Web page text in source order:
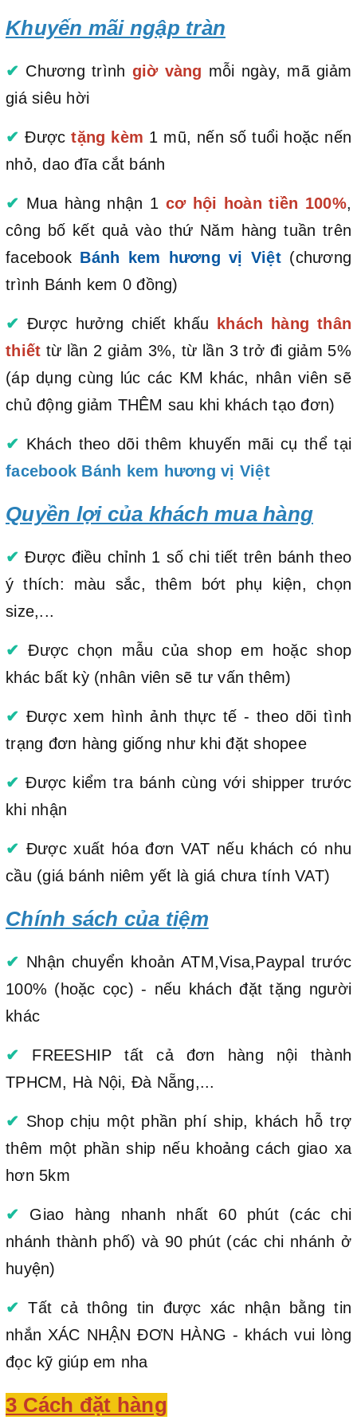
Khuyến mãi ngập tràn
✔ Chương trình giờ vàng mỗi ngày, mã giảm
giá siêu hời
✔ Được tặng kèm 1 mũ, nến số tuổi hoặc nến
nhỏ, dao đĩa cắt bánh
✔ Mua hàng nhận 1 cơ hội hoàn tiền 100%,
công bố kết quả vào thứ Năm hàng tuần trên
facebook Bánh kem hương vị Việt(chương
trình Bánh kem 0 đồng)
✔ Được hưởng chiết khấu khách hàng thân
thiết từ lần 2 giảm 3%, từ lần 3 trở đi giảm 5%
(áp dụng cùng lúc các KM khác, nhân viên sẽ
chủ động giảm THÊM sau khi khách tạo đơn)
✔ Khách theo dõi thêm khuyến mãi cụ thể tại
facebook Bánh kem hương vị Việt
Quyền lợi của khách mua hàng
✔ Được điều chỉnh 1 số chi tiết trên bánh theo
ý thích: màu sắc, thêm bớt phụ kiện, chọn
size,...
✔ Được chọn mẫu của shop em hoặc shop
khác bất kỳ (nhân viên sẽ tư vấn thêm)
✔ Được xem hình ảnh thực tế - theo dõi tình
trạng đơn hàng giống như khi đặt shopee
✔ Được kiểm tra bánh cùng với shipper trước
khi nhận
✔ Được xuất hóa đơn VAT nếu khách có nhu
cầu (giá bánh niêm yết là giá chưa tính VAT)
Chính sách của tiệm
✔ Nhận chuyển khoản ATM,Visa,Paypal trước
100% (hoặc cọc) - nếu khách đặt tặng người
khác
✔ FREESHIP tất cả đơn hàng nội thành
TPHCM, Hà Nội, Đà Nẵng,...
✔ Shop chịu một phần phí ship, khách hỗ trợ
thêm một phần ship nếu khoảng cách giao xa
hơn 5km
✔ Giao hàng nhanh nhất 60 phút (các chi
nhánh thành phố) và 90 phút (các chi nhánh ở
huyện)
✔ Tất cả thông tin được xác nhận bằng tin
nhắn XÁC NHẬN ĐƠN HÀNG - khách vui lòng
đọc kỹ giúp em nha
3 Cách đặt hàng